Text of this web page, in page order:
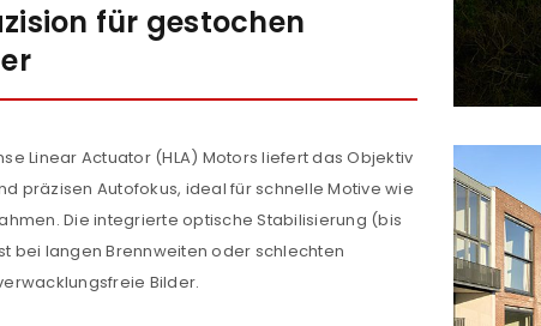
oder E-Mail-Adresse*
Ein Link
Mail-
für gestochen
Linear Actuator (HLA) Motors liefert das Objektiv
präzisen Autofokus, ideal für schnelle Motive wie
Die integrierte optische Stabilisierung (bis
bei langen Brennweiten oder schlechten
Bilder.